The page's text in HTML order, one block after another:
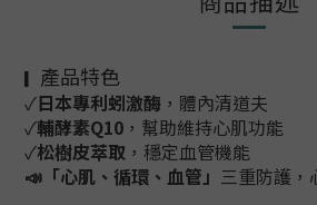
▎ 產品特色
✓日本專利蚓激酶 ，體內清道夫
✓輔酵素Q10 ，幫助維持心肌功能
✓松樹皮萃取 ，穩定血管機能
📣「心肌 、 循環、 血管」 三重防護